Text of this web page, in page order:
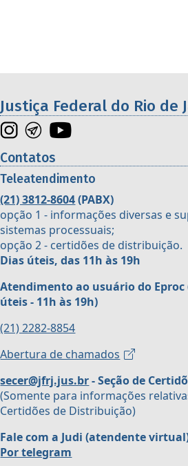
Região
Justiça Federal do Rio de
Contatos
Teleatendimento
(21) 3812-8604(PABX)
opção 1 - informações diversas e
sistemas processuais;
opção 2 - certidões de distribuição.
Dias úteis, das 11h às 19h
Atendimento ao usuário do Eproc
úteis - 11h às 19h)
(21) 2282-8854
Abertura de chamados
secer@jfrj.jus.br- Seção de
(Somente para informações
Certidões de Distribuição)
Fale com a Judi (atendente
Por telegram